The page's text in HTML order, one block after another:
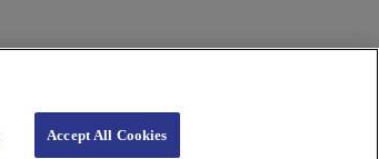
Accept All Cookies